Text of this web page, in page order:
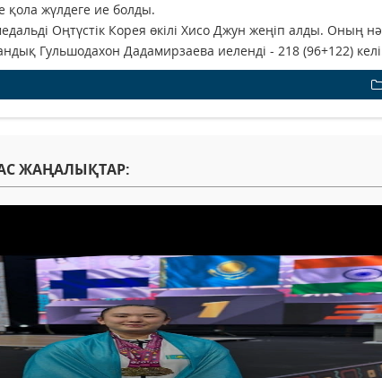
қола жүлдеге ие болды.
Оңтүстік Корея өкілі Хисо Джун жеңіп алды. Оның
Гульшодахон Дадамирзаева иеленді - 218 (96+122)
ЖАҢАЛЫҚТАР: